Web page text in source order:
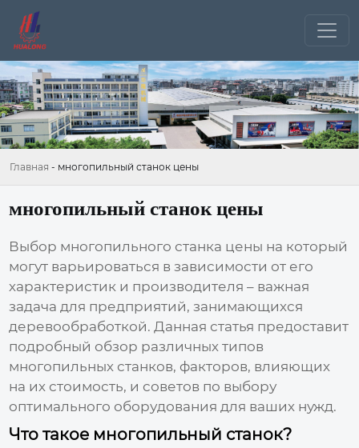
Главная - многопильный станок цены
многопильный станок цены
Выбор многопильного станка цены на который
могут варьироваться в зависимости от его
характеристик и производителя – важная
задача для предприятий, занимающихся
деревообработкой. Данная статья предоставит
подробный обзор различных типов
многопильных станков, факторов, влияющих
на их стоимость, и советов по выбору
оптимального оборудования для ваших нужд.
Что такое многопильный станок?